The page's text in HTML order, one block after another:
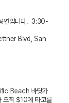
연입니다. 3:30-
Blvd, San
Beach 바닷가
오직 $10에 타코를